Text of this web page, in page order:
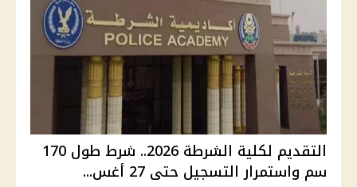
التقديم لكلية الشرطة 2026.. شرط طول 170
سم واستمرار التسجيل حتى 27 أغس...